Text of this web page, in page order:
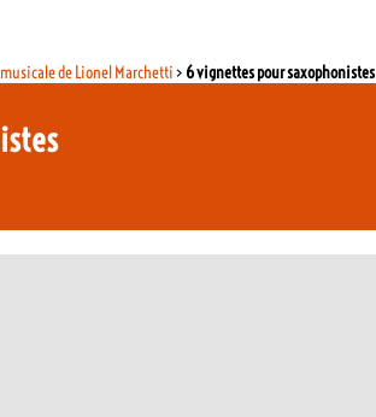
de Lionel Marchetti > 6 vignettes pour saxophonistes